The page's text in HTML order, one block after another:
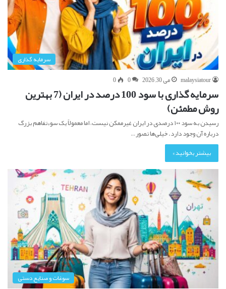
سرمایه گذاری
malaysiatour
می 30, 2026 0
0
سرمایه گذاری با سود 100 درصد در ایران (7 بهترین
روش مطمئن)
رسیدن به سود ۱۰۰ درصدی در ایران غیرممکن نیست، اما معمولاً یک سوءتفاهم بزرگ
درباره آن وجود دارد. خیلی‌ها تصور…
بیشتر بخوانید »
سوغات و صنایع دستی